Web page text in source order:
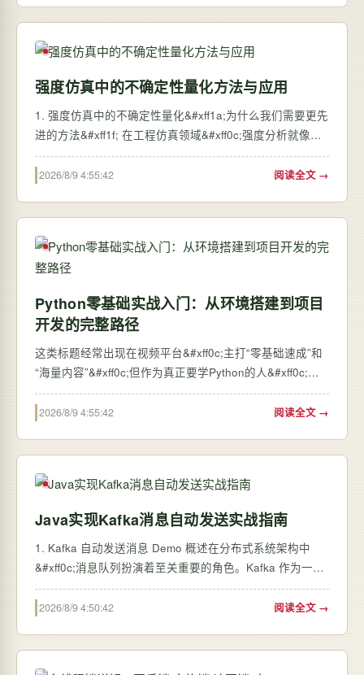
强度仿真中的不确定性量化方法与应用
1. 强度仿真中的不确定性量化&#xff1a;为什么我们需要更先
进的方法&#xff1f; 在工程仿真领域&#xff0c;强度分析就像给
结构做"数字体检"。但传统仿真有个致命盲点——我们总假
设输入参数是确定的&#xff0c;而现实中材料属性、载荷条
2026/8/9 4:55:42 阅读全文 →
Python零基础实战入门：从环境搭建到项目
开发的完整路径
这类标题经常出现在视频平台&#xff0c;主打“零基础速成”和
“海量内容”&#xff0c;但作为真正要学Python的人&#xff0c;我
更建议你先冷静下来&#xff0c;别被“500集”、“七天大神”这些
词带偏。学编程&#xff0c;尤其是Python&#xff0c;核心不是看
2026/8/9 4:55:42 阅读全文 →
Java实现Kafka消息自动发送实战指南
1. Kafka 自动发送消息 Demo 概述在分布式系统架构中
&#xff0c;消息队列扮演着至关重要的角色。Kafka 作为一款
高性能、高吞吐量的分布式消息系统&#xff0c;已经成为现代
互联网企业的基础设施标配。这个 Demo 将展示如何用
2026/8/9 4:50:42 阅读全文 →